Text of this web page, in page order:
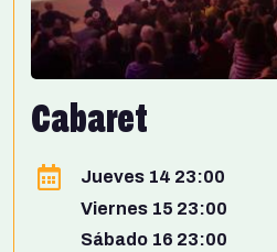
Cabaret
Jueves 14 23:00
Viernes 15 23:00
Sábado 16 23:00